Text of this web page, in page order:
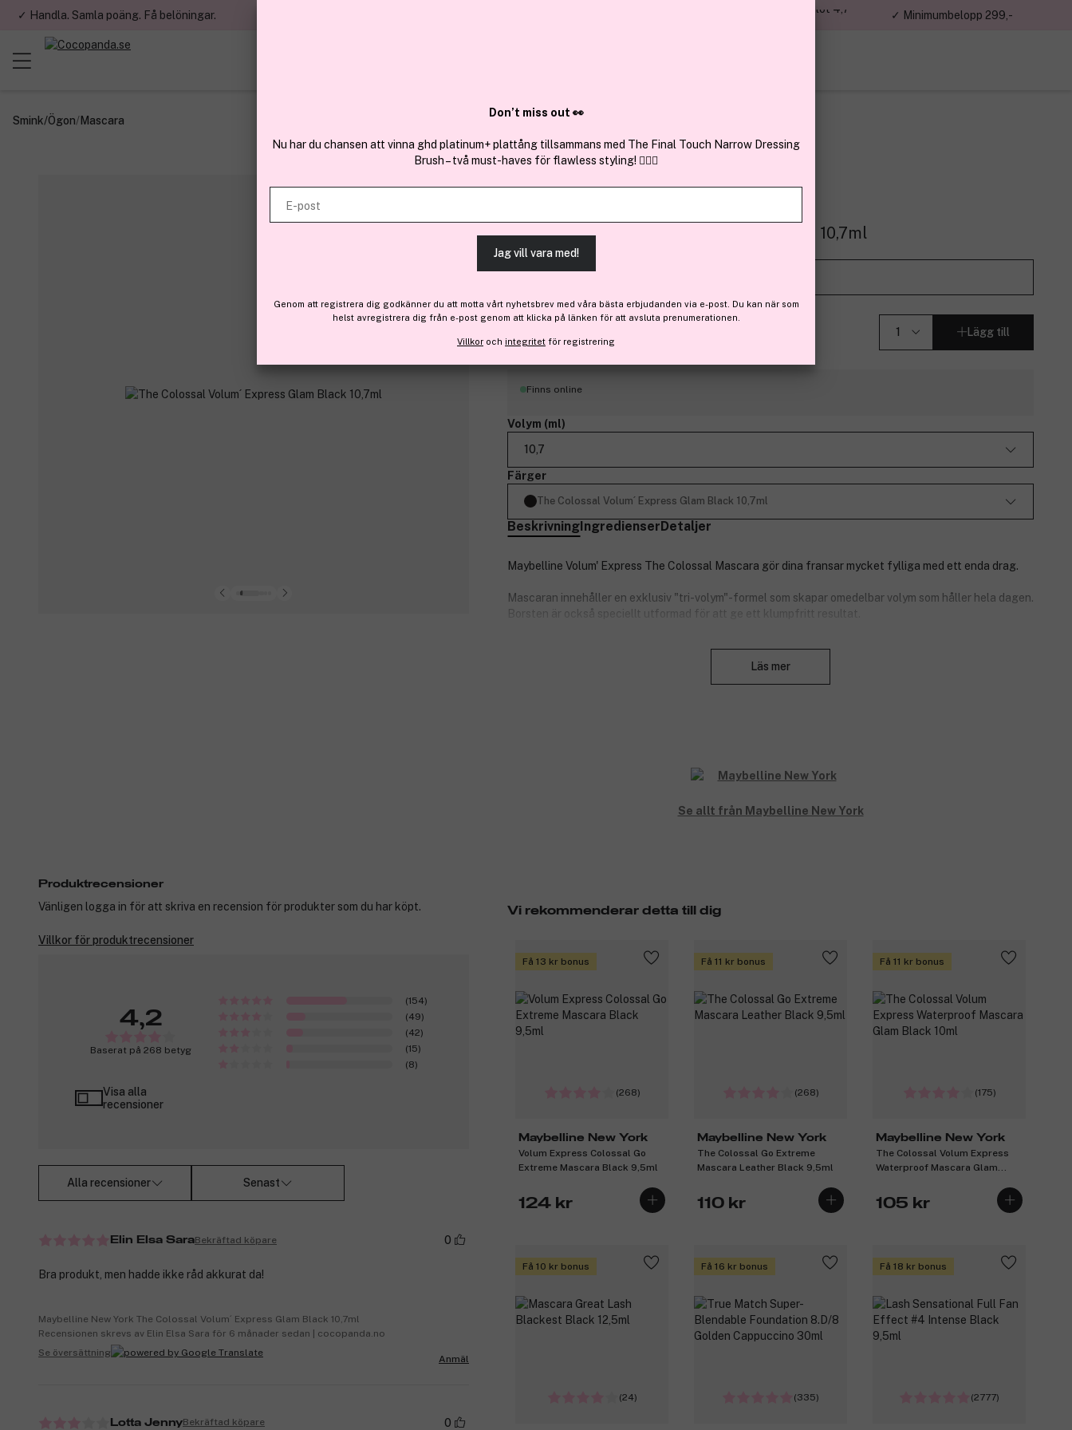
✓ Handla. Samla poäng. Få belöningar.
✓ Över 1,5 miljon kunder – Trustpilot 4,7
✓ Minimumbelopp 299,-
Smink/Ögon/Mascara
The Colossal Volum´ Express Glam Black 10,7ml
105 kr Lägg till
Finns online
Volym (ml)
10,7
Färger
The Colossal Volum´ Express Glam Black 10,7ml
BeskrivningIngredienserDetaljer
Maybelline Volum' Express The Colossal Mascara gör dina fransar mycket fylliga med ett enda drag.
Mascaran innehåller en exklusiv "tri-volym"-formel som skapar omedelbar volym som håller hela dagen.
Borsten är också speciellt utformad för att ge ett klumpfritt resultat.
Läs mer
Se allt från Maybelline New York
Vi rekommenderar detta till dig
Få 13 kr bonus
(268)
Maybelline New York
Volum Express Colossal Go
Extreme Mascara Black 9,5ml
124 kr
Få 11 kr bonus
(268)
Maybelline New York
The Colossal Go Extreme
Mascara Leather Black 9,5ml
110 kr
Få 11 kr bonus
(175)
Maybelline New York
The Colossal Volum Express
Waterproof Mascara Glam
105 kr
Få 10 kr bonus
(24)
Få 16 kr bonus
(335)
Få 18 kr bonus
(2777)
Produktrecensioner
Vänligen logga in för att skriva en recension för produkter som du har köpt.
Villkor för produktrecensioner
4,2
Baserat på 268 betyg
(154)
(49)
(42)
(15)
(8)
Visa alla
recensioner
Alla recensioner Senast
Elin Elsa SaraBekräftad köpare 0
Bra produkt, men hadde ikke råd akkurat da!
Maybelline New York The Colossal Volum´ Express Glam Black 10,7ml
Recensionen skrevs av Elin Elsa Sara för 6 månader sedan | cocopanda.no
Se översättning
Anmäl
Lotta JennyBekräftad köpare 0
Don’t miss out 👀
Nu har du chansen att vinna ghd platinum+ plattång tillsammans med The Final Touch Narrow Dressing
Brush – två must-haves för flawless styling! 💇‍♀️✨
E-post
Jag vill vara med!
Genom att registrera dig godkänner du att motta vårt nyhetsbrev med våra bästa erbjudanden via e-post. Du kan när som
helst avregistrera dig från e-post genom att klicka på länken för att avsluta prenumerationen.
Villkor och integritet för registrering